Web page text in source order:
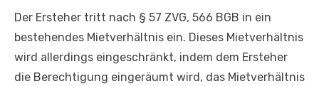
Der Ersteher tritt nach § 57 ZVG, 566 BGB in ein
bestehendes Mietverhältnis ein. Dieses Mietverhältnis
wird allerdings eingeschränkt, indem dem Ersteher
die Berechtigung eingeräumt wird, das Mietverhältnis